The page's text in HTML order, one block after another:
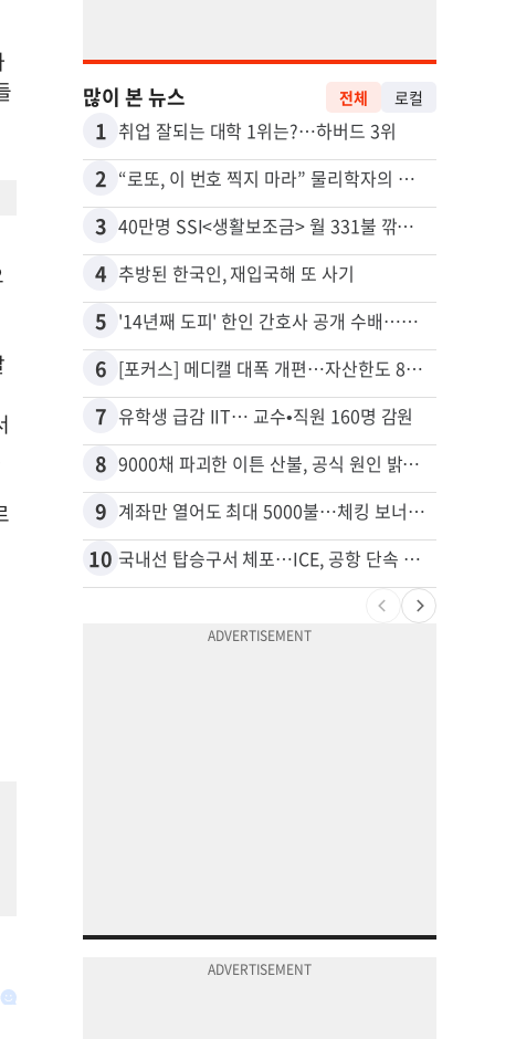
많이 본 뉴스 전체 로컬
1 취업 잘되는 대학 1위는?…하버드 3위
2 “로또, 이 번호 찍지 마라” 물리학자의 당첨금 높이는 비밀
3 40만명 SSI<생활보조금> 월 331불 깎이나
4 추방된 한국인, 재입국해 또 사기
5 '14년째 도피' 한인 간호사 공개 수배…메디케어 사기 유죄
6 [포커스] 메디캘 대폭 개편…자산한도 84% 축소
7 유학생 급감 IIT… 교수•직원 160명 감원
8 9000채 파괴한 이튼 산불, 공식 원인 밝혀졌다
9 계좌만 열어도 최대 5000불…체킹 보너스 무한 경쟁
10 국내선 탑승구서 체포…ICE, 공항 단속 확대